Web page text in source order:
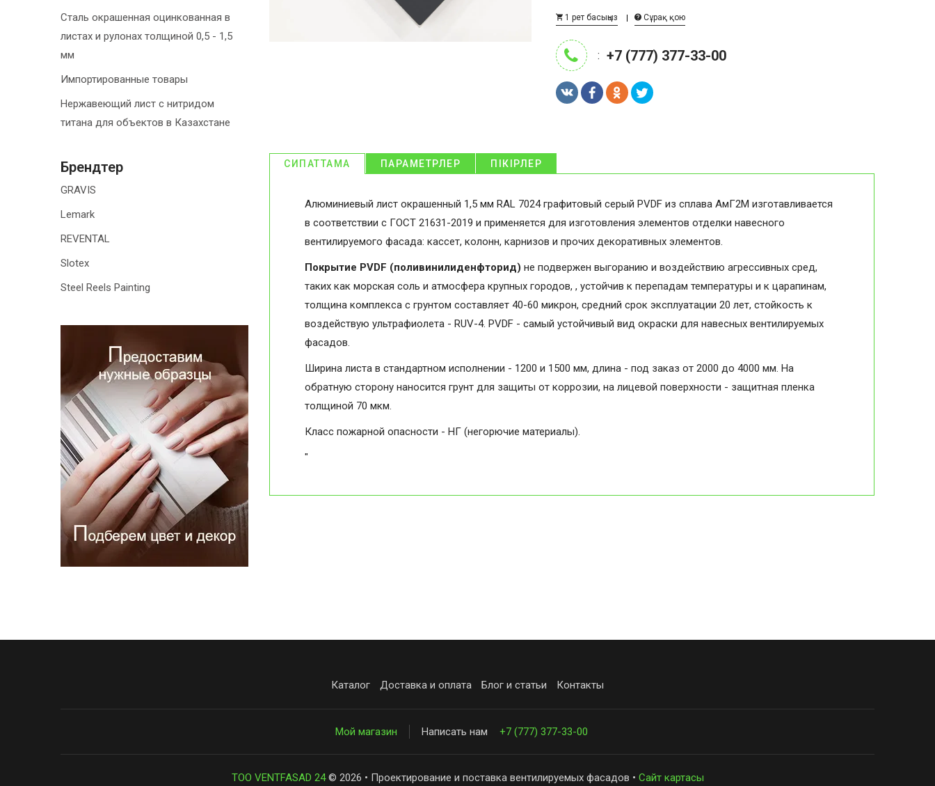
1 рет басыңыз Сұрақ қою
: +7 (777) 377-33-00
СИПАТТАМА ПАРАМЕТРЛЕР ПІКІРЛЕР
Алюминиевый лист окрашенный 1,5 мм RAL 7024 графитовый серый PVDF из сплава АмГ2М изготавливается
в соответствии с ГОСТ 21631-2019 и применяется для изготовления элементов отделки навесного
вентилируемого фасада: кассет, колонн, карнизов и прочих декоративных элементов.
Покрытие PVDF (поливинилиденфторид) не подвержен выгоранию и воздействию агрессивных сред,
таких как морская соль и атмосфера крупных городов, , устойчив к перепадам температуры и к царапинам,
толщина комплекса с грунтом составляет 40-60 микрон, средний срок эксплуатации 20 лет, стойкость к
воздействую ультрафиолета - RUV-4. PVDF - самый устойчивый вид окраски для навесных вентилируемых
фасадов.
Ширина листа в стандартном исполнении - 1200 и 1500 мм, длина - под заказ от 2000 до 4000 мм. На
обратную сторону наносится грунт для защиты от коррозии, на лицевой поверхности - защитная пленка
толщиной 70 мкм.
Класс пожарной опасности - НГ (негорючие материалы).
"
Сталь окрашенная оцинкованная в
листах и рулонах толщиной 0,5 - 1,5
мм
Импортированные товары
Нержавеющий лист с нитридом
титана для объектов в Казахстане
Брендтер
GRAVIS
Lemark
REVENTAL
Slotex
Steel Reels Painting
Каталог Доставка и оплата Блог и статьи Контакты
Мой магазин Написать нам +7 (777) 377-33-00
ТОО VENTFASAD 24© 2026 • Проектирование и поставка вентилируемых фасадов • Сайт картасы